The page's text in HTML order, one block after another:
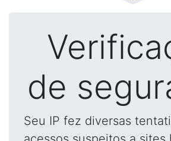
de
Seu IP fez diversas